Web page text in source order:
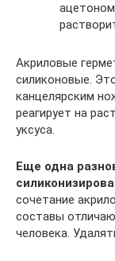
Акриловые
силиконовые.
канцелярским
реагирует на
уксуса.
Еще одна
сочетание
составы
человека.